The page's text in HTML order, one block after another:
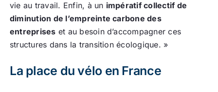
vie au travail. Enfin, à un impératif collectif de
diminution de l’empreinte carbone des
entreprises et au besoin d’accompagner ces
structures dans la transition écologique. »
La place du vélo en France